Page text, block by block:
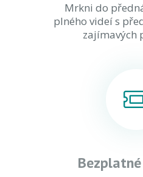
Mrkni do
plného videí s
zajímavých